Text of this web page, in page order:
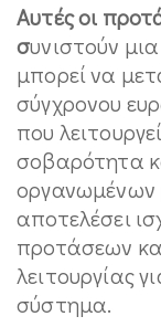
Αυτές οι
συνιστούν
μπορεί να
σύγχρονου
που
σοβαρότητα
οργανωμένων
αποτελέσει
προτάσεων
λειτουργίας
σύστημα.